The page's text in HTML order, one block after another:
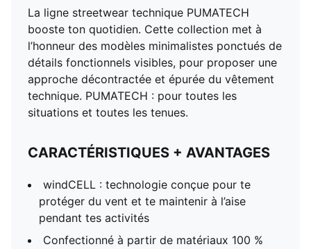
La ligne streetwear technique PUMATECH
booste ton quotidien. Cette collection met à
l’honneur des modèles minimalistes ponctués de
détails fonctionnels visibles, pour proposer une
approche décontractée et épurée du vêtement
technique. PUMATECH : pour toutes les
situations et toutes les tenues.
CARACTÉRISTIQUES + AVANTAGES
windCELL : technologie conçue pour te
protéger du vent et te maintenir à l’aise
pendant tes activités
Confectionné à partir de matériaux 100 %